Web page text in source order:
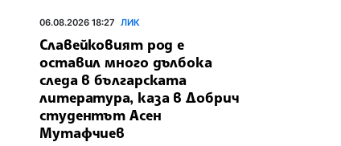
06.08.2026 18:27 ЛИК
Славейковият род е
оставил много дълбока
следа в българската
литература, каза в Добрич
студентът Асен
Мутафчиев